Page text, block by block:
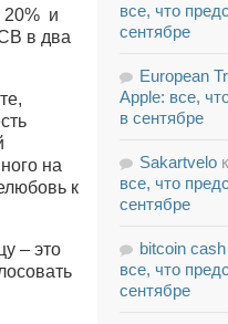
20% и
в два
на
к
– это
все, что
сентябре
European
Apple: все,
в сентябре
Sakartvelo
все, что
сентябре
bitcoin cash
все, что
сентябре